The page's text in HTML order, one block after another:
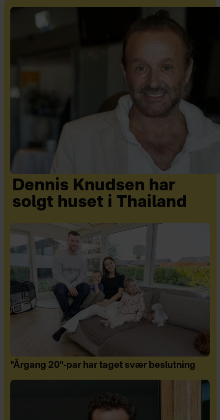
Dennis Knudsen har
solgt huset i Thailand
"Årgang 20"-par har taget svær beslutning